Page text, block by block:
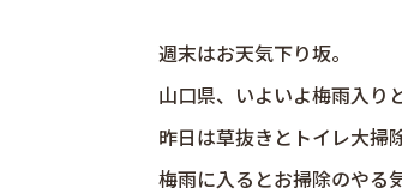
週末はお天気下り坂。
山口県、いよいよ梅雨入り
昨日は草抜きとトイレ大掃
梅雨に入るとお掃除のやる